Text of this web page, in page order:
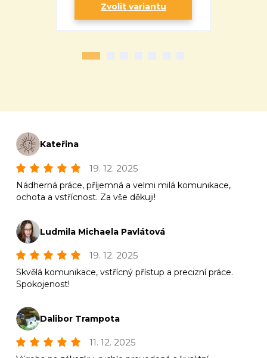
Zvolit variantu
Kateřina
19. 12. 2025
Nádherná práce, příjemná a velmi milá komunikace,
ochota a vstřícnost. Za vše děkuji!
Ludmila Michaela Pavlátová
19. 12. 2025
Skvělá komunikace, vstřícný přístup a precizní práce.
Spokojenost!
Dalibor Trampota
11. 12. 2025